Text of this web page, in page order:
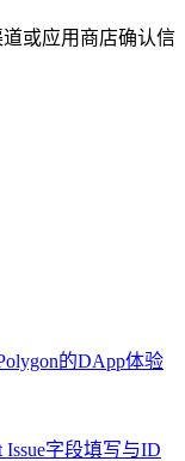
或应用商店确认信
的DApp体验
字段填写与ID